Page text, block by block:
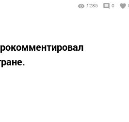
1285 0